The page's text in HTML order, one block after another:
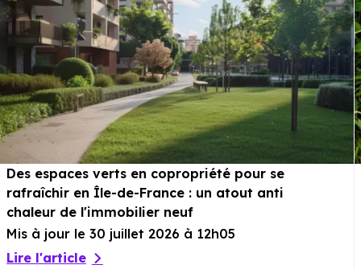
Des espaces verts en copropriété pour se
rafraîchir en Île-de-France : un atout anti
chaleur de l'immobilier neuf
Mis à jour le 30 juillet 2026 à 12h05
Lire l'article